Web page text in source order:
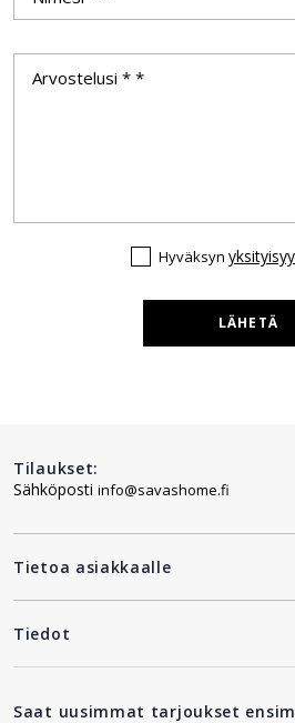
Hyväksyn
LÄHETÄ
Tilaukset:
Sähköposti info@savashome.fi
Tietoa asiakkaalle
Tiedot
Saat uusimmat tarjoukset